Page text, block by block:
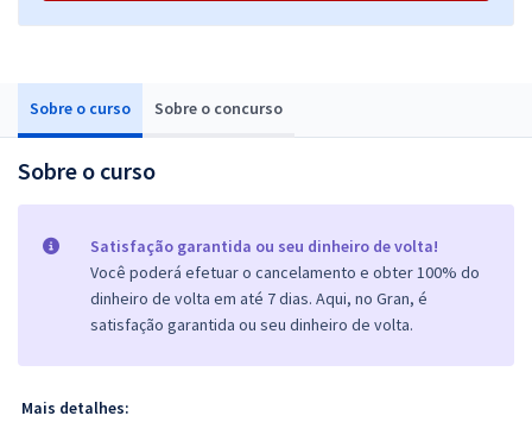
Sobre o curso Sobre o concurso
Sobre o curso
Satisfação garantida ou seu dinheiro de volta!
Você poderá efetuar o cancelamento e obter 100% do
dinheiro de volta em até 7 dias. Aqui, no Gran, é
satisfação garantida ou seu dinheiro de volta.
Mais detalhes: